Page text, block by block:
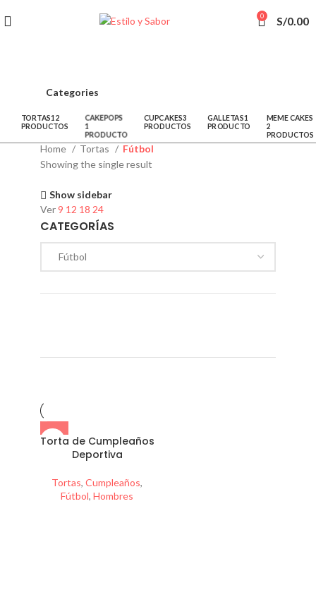
0 S/0.00
Categories
CAKEPOPS
1
PRODUCTO
CUPCAKES3
PRODUCTOS
GALLETAS1
PRODUCTO
MEME CAKES
2
PRODUCTOS
TORTAS12
PRODUCTOS
Home Tortas
Fútbol
Showing the single result
Show sidebar
Ver9 12 18 24
CATEGORÍAS
Torta de Cumpleaños
Deportiva
Tortas,Cumpleaños,
Fútbol,Hombres
los Enamorados, 2 Cheesecakes por S/. 150 ó